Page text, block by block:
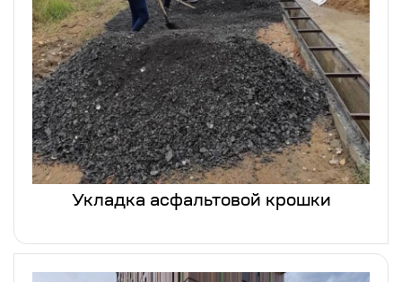
Укладка асфальтовой крошки